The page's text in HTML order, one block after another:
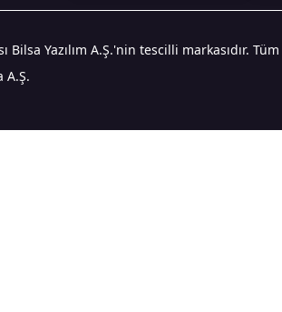
Bilsa Yazılım A.Ş.'nin tescilli markasıdır.
A.Ş.